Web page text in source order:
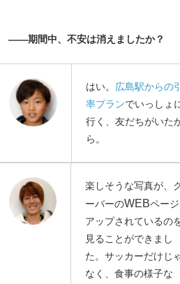
――期間中、不安は消えましたか？
はい。 広島駅からの
率プランでいっしょ
行く、友だちがいた
ら。
楽しそうな写真が、
ーバーのWEBペー
アップされているの
見ることができまし
た。サッカーだけじ
なく、食事の様子な